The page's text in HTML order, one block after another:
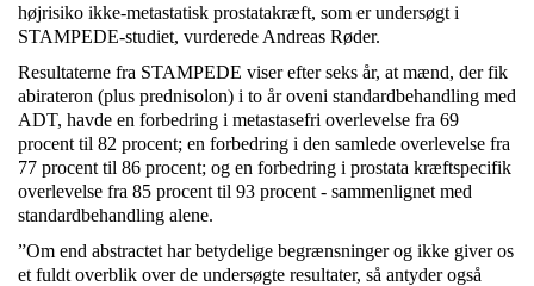
højrisiko ikke-metastatisk prostatakræft, som er undersøgt i
STAMPEDE-studiet, vurderede Andreas Røder.
Resultaterne fra STAMPEDE viser efter seks år, at mænd, der fik
abirateron (plus prednisolon) i to år oveni standardbehandling med
ADT, havde en forbedring i metastasefri overlevelse fra 69
procent til 82 procent; en forbedring i den samlede overlevelse fra
77 procent til 86 procent; og en forbedring i prostata kræftspecifik
overlevelse fra 85 procent til 93 procent - sammenlignet med
standardbehandling alene.
”Om end abstractet har betydelige begrænsninger og ikke giver os
et fuldt overblik over de undersøgte resultater, så antyder også